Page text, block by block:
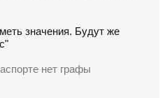
значения. Будут же
нет графы